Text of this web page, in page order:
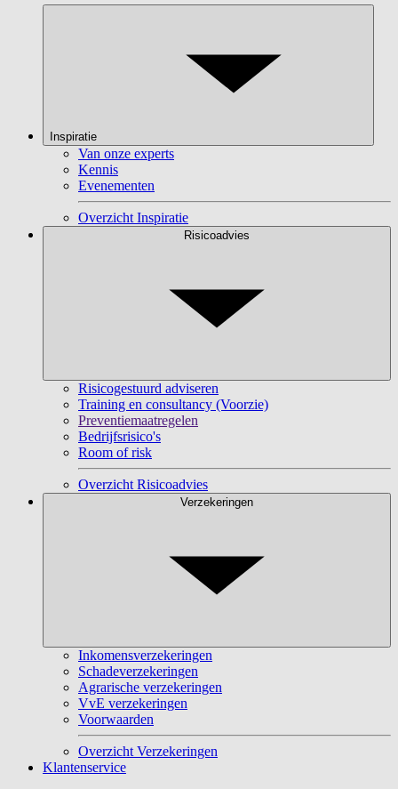
Inspiratie
Van onze experts
Kennis
Evenementen
Overzicht Inspiratie
Risicoadvies
Risicogestuurd adviseren
Training en consultancy (Voorzie)
Preventiemaatregelen
Bedrijfsrisico's
Room of risk
Overzicht Risicoadvies
Verzekeringen
Inkomensverzekeringen
Schadeverzekeringen
Agrarische verzekeringen
VvE verzekeringen
Voorwaarden
Overzicht Verzekeringen
Klantenservice